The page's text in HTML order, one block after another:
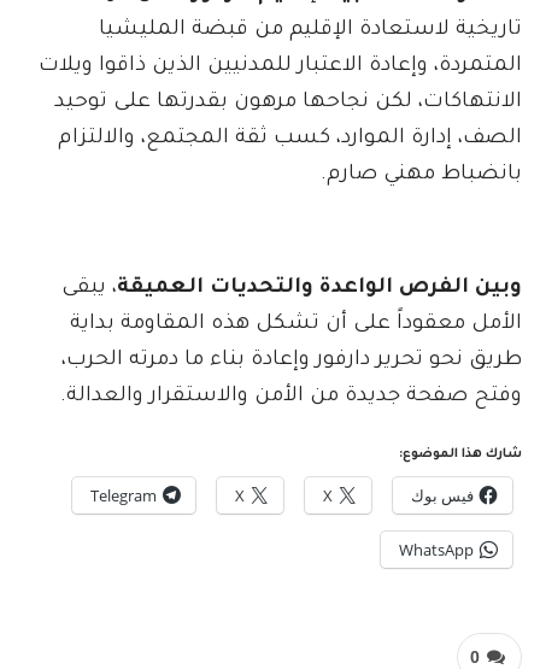
تاريخية لاستعادة الإقليم من قبضة المليشيا
المتمردة، وإعادة الاعتبار للمدنيين الذين ذاقوا ويلات
الانتهاكات، لكن نجاحها مرهون بقدرتها على توحيد
الصف، إدارة الموارد، كسب ثقة المجتمع، والالتزام
بانضباط مهني صارم.
وبين الفرص الواعدة والتحديات العميقة، يبقى
الأمل معقوداً على أن تشكل هذه المقاومة بداية
طريق نحو تحرير دارفور وإعادة بناء ما دمرته الحرب،
وفتح صفحة جديدة من الأمن والاستقرار والعدالة.
شارك هذا الموضوع:
فيس بوك X
X
Telegram
WhatsApp
0